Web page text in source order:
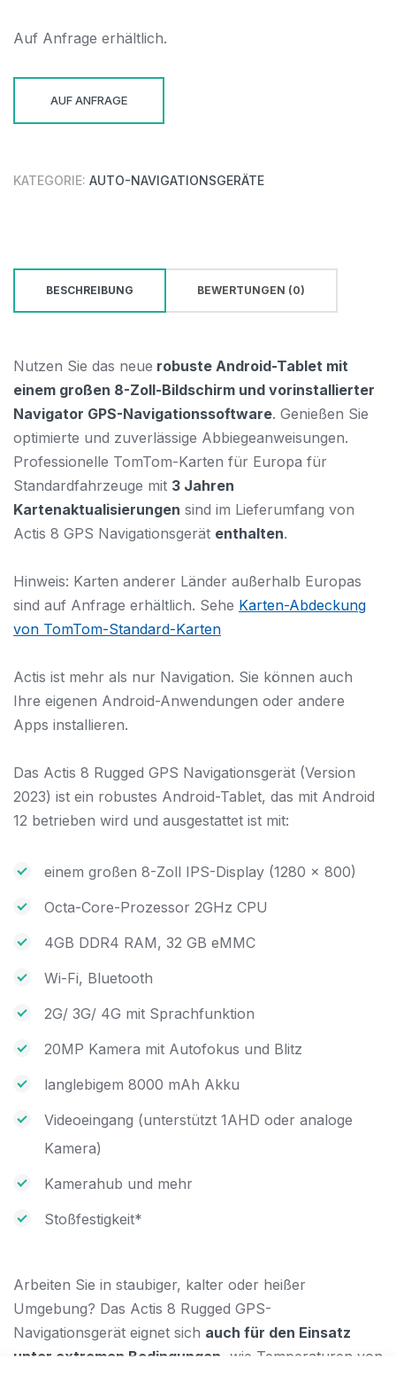
Auf Anfrage erhältlich.
AUF ANFRAGE
KATEGORIE: AUTO-NAVIGATIONSGERÄTE
BESCHREIBUNG BEWERTUNGEN (0)
Nutzen Sie das neue robuste Android-Tablet mit
einem großen 8-Zoll-Bildschirm und vorinstallierter
Navigator GPS-Navigationssoftware. Genießen Sie
optimierte und zuverlässige Abbiegeanweisungen.
Professionelle TomTom-Karten für Europa für
Standardfahrzeuge mit 3 Jahren
Kartenaktualisierungen sind im Lieferumfang von
Actis 8 GPS Navigationsgerät enthalten.
Hinweis: Karten anderer Länder außerhalb Europas
sind auf Anfrage erhältlich. Sehe Karten-Abdeckung
von TomTom-Standard-Karten
Actis ist mehr als nur Navigation. Sie können auch
Ihre eigenen Android-Anwendungen oder andere
Apps installieren.
Das Actis 8 Rugged GPS Navigationsgerät (Version
2023) ist ein robustes Android-Tablet, das mit Android
12 betrieben wird und ausgestattet ist mit:
einem großen 8-Zoll IPS-Display (1280 x 800)
Octa-Core-Prozessor 2GHz CPU
4GB DDR4 RAM, 32 GB eMMC
Wi-Fi, Bluetooth
2G/ 3G/ 4G mit Sprachfunktion
20MP Kamera mit Autofokus und Blitz
langlebigem 8000 mAh Akku
Videoeingang (unterstützt 1AHD oder analoge
Kamera)
Kamerahub und mehr
Stoßfestigkeit*
Arbeiten Sie in staubiger, kalter oder heißer
Umgebung? Das Actis 8 Rugged GPS-
Navigationsgerät eignet sich auch für den Einsatz
unter extremen Bedingungen , wie Temperaturen von